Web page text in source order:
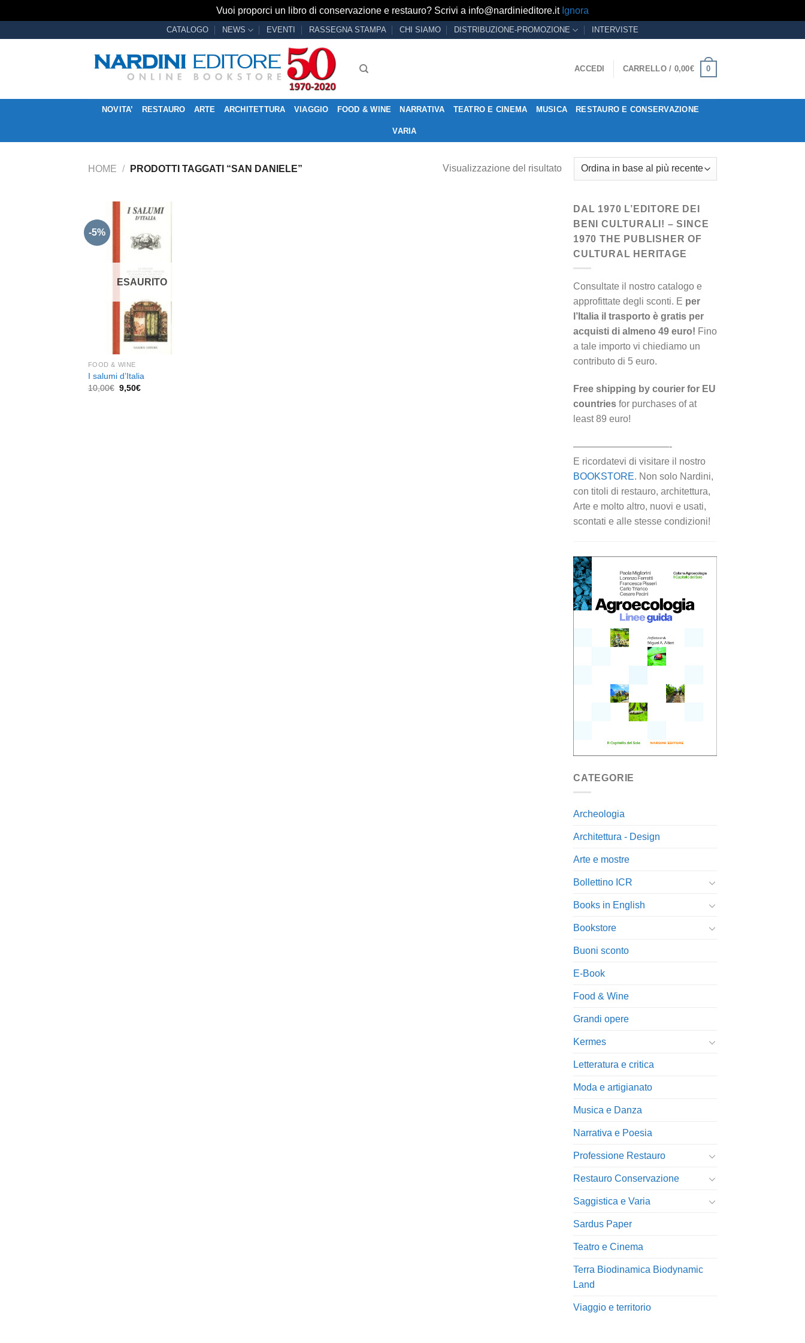
Vuoi proporci un libro di conservazione e restauro? Scrivi a info@nardinieditore.it Ignora
CATALOGO NEWS EVENTI RASSEGNA STAMPA CHI SIAMO DISTRIBUZIONE-PROMOZIONE INTERVISTE
ACCEDI CARRELLO / 0,00€ 0
NOVITA’ RESTAURO ARTE ARCHITETTURA VIAGGIO FOOD & WINE NARRATIVA TEATRO E CINEMA MUSICA RESTAURO E CONSERVAZIONE
VARIA
HOME / PRODOTTI TAGGATI “SAN DANIELE” Visualizzazione del risultato
-5%
alla lista
desideri
ESAURITO
FOOD & WINE
I salumi d’Italia
10,00€ Il
9,50€Il
DAL 1970 L’EDITORE DEI
BENI CULTURALI! – SINCE
1970 THE PUBLISHER OF
CULTURAL HERITAGE
Consultate il nostro catalogo e
approfittate degli sconti. E per
l’Italia il trasporto è gratis per
acquisti di almeno 49 euro! Fino
a tale importo vi chiediamo un
contributo di 5 euro.
Free shipping by courier for EU
countries for purchases of at
least 89 euro!
——————————-
E ricordatevi di visitare il nostro
BOOKSTORE. Non solo Nardini,
con titoli di restauro, architettura,
Arte e molto altro, nuovi e usati,
scontati e alle stesse condizioni!
CATEGORIE
Archeologia
Architettura - Design
Arte e mostre
Bollettino ICR
Books in English
Bookstore
Buoni sconto
E-Book
Food & Wine
Grandi opere
Kermes
Letteratura e critica
Moda e artigianato
Musica e Danza
Narrativa e Poesia
Professione Restauro
Restauro Conservazione
Saggistica e Varia
Sardus Paper
Teatro e Cinema
Terra Biodinamica Biodynamic
Land
Viaggio e territorio